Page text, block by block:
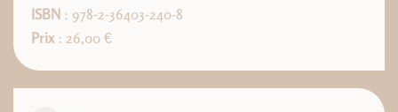
ISBN : 978-2-36403-240-8
Prix : 26,00 €